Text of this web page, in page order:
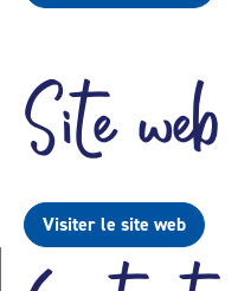
Site web
Visiter le site web